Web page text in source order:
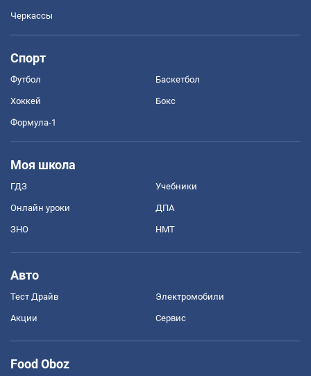
Черкассы
Спорт
Футбол Баскетбол
Хоккей Бокс
Формула-1
Моя школа
ГДЗ Учебники
Онлайн уроки ДПА
ЗНО НМТ
Авто
Тест Драйв Электромобили
Акции Сервис
Food Oboz